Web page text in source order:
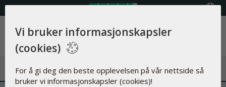
Vi bruker informasjonskapsler
(cookies)
For å gi deg den beste opplevelsen på vår nettside så
bruker vi informasjonskapsler (cookies)!